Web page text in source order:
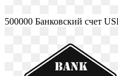
500000 Банковский счет